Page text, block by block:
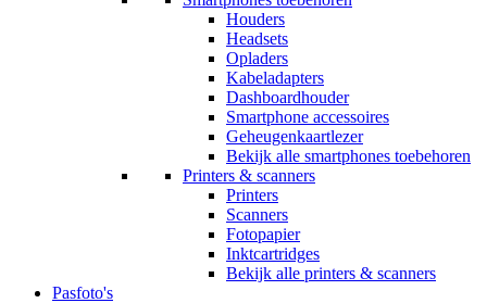
Houders
Headsets
Opladers
Kabeladapters
Dashboardhouder
Smartphone accessoires
Geheugenkaartlezer
Bekijk alle smartphones toebehoren
Printers & scanners
Printers
Scanners
Fotopapier
Inktcartridges
Bekijk alle printers & scanners
Pasfoto's